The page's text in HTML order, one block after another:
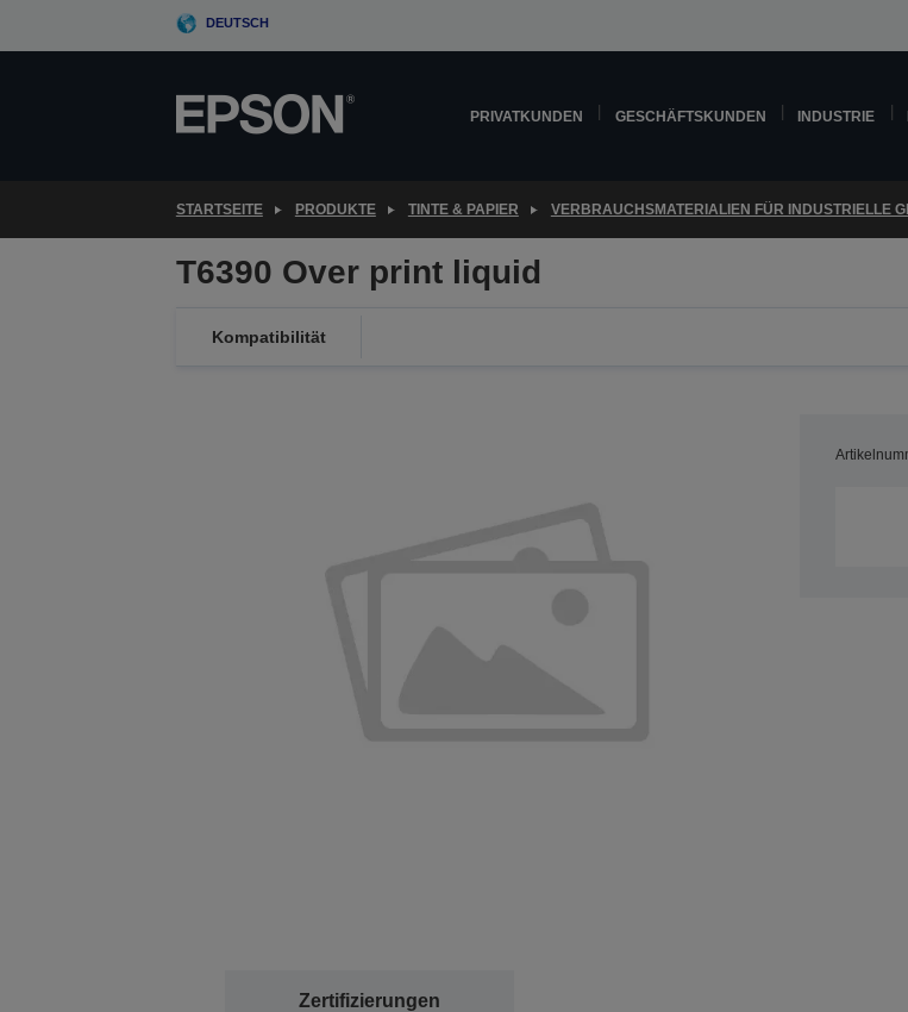
DEUTSCH
PRIVATKUNDEN GESCHÄFTSKUNDEN INDUSTRIE
STARTSEITE PRODUKTE TINTE & PAPIER VERBRAUCHSMATERIALIEN FÜR INDUSTRIELLE
T6390 Over print liquid
Kompatibilität
Zertifizierungen